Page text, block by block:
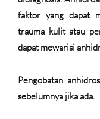
faktor yang dapat
trauma kulit atau
dapat mewarisi
Pengobatan
sebelumnya jika ada.